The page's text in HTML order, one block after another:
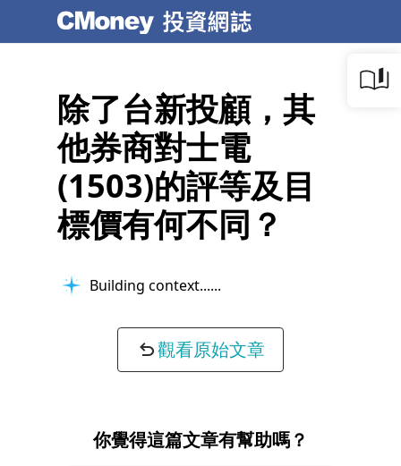
除了台新投顧，其
他券商對士電
(1503)的評等及目
標價有何不同？
Building context...
觀看原始文章
你覺得這篇文章有幫助嗎？